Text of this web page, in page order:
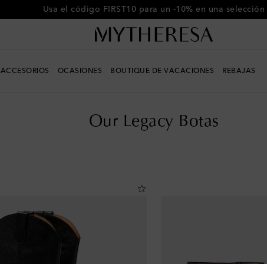
-10% en tu primer pedido en compras superiores a €500
ACCESORIOS OCASIONES BOUTIQUE DE VACACIONES REBAJAS
Our Legacy Botas